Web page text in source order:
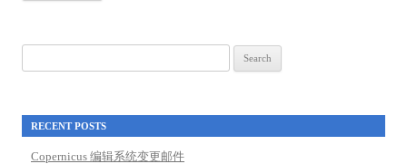
for:
RECENT POSTS
Copernicus 编辑系统变更邮件